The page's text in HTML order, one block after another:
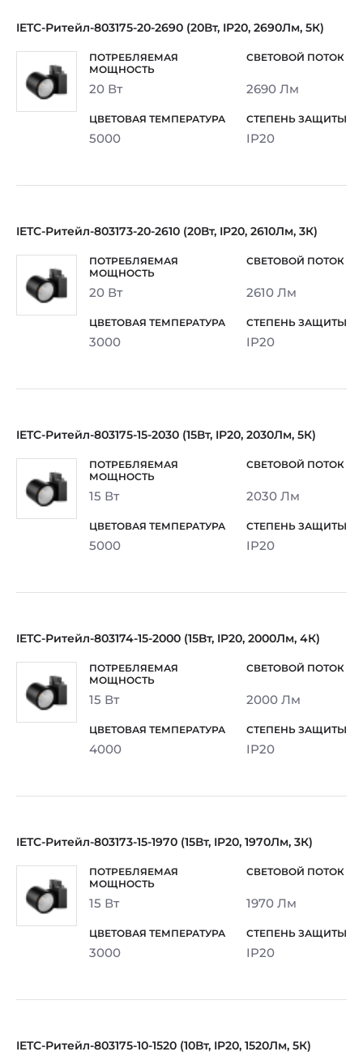
IETC-Ритейл-803175-20-2690 (20Вт, IP20, 2690Лм, 5К)
20 Вт 2690 Лм
5000 IP20
IETC-Ритейл-803173-20-2610 (20Вт, IP20, 2610Лм, 3К)
20 Вт 2610 Лм
3000 IP20
IETC-Ритейл-803175-15-2030 (15Вт, IP20, 2030Лм, 5К)
15 Вт 2030 Лм
5000 IP20
IETC-Ритейл-803174-15-2000 (15Вт, IP20, 2000Лм, 4К)
15 Вт 2000 Лм
4000 IP20
IETC-Ритейл-803173-15-1970 (15Вт, IP20, 1970Лм, 3К)
15 Вт 1970 Лм
3000 IP20
IETC-Ритейл-803175-10-1520 (10Вт, IP20, 1520Лм, 5К)